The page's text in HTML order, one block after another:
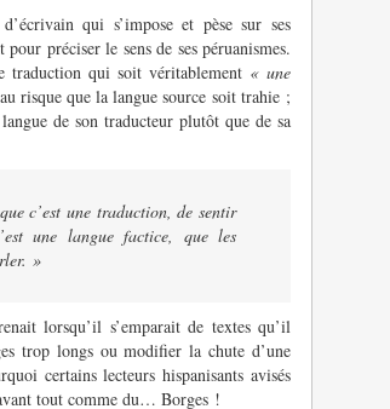
qui s’impose et pèse sur ses
préciser le sens de ses péruanismes.
traduction qui soit véritablement « une
risque que la langue source soit trahie ;
de son traducteur plutôt que de sa
c’est une traduction, de sentir
une langue factice, que les
»
lorsqu’il s’emparait de textes qu’il
trop longs ou modifier la chute d’une
certains lecteurs hispanisants avisés
tout comme du… Borges !